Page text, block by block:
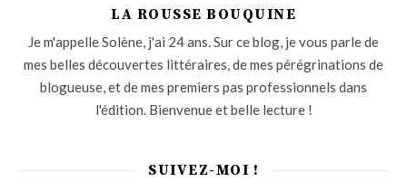
LA ROUSSE BOUQUINE
Je m'appelle Solène, j'ai 24 ans. Sur ce blog, je vous parle de
mes belles découvertes littéraires, de mes pérégrinations de
blogueuse, et de mes premiers pas professionnels dans
l'édition. Bienvenue et belle lecture !
SUIVEZ-MOI !